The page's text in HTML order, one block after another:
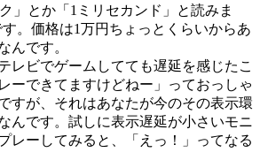
」とか「1ミリセカンド」と読みま
す。価格は1万円ちょっとくらいからあ
んです。
レビでゲームしてても遅延を感じたこ
ーできてますけどねー」っておっしゃ
すが、それはあなたが今のその表示環
んです。試しに表示遅延が小さいモニ
レーしてみると、「えっ！」ってなる